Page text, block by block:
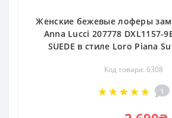
Женские бежевые лоферы
Anna Lucci 207778 DXL1157-
SUEDE в стиле Loro Piana
Код товара: 6308
1